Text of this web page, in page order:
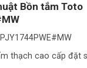
Bồn tắm Toto
thạch cao cấp đặt